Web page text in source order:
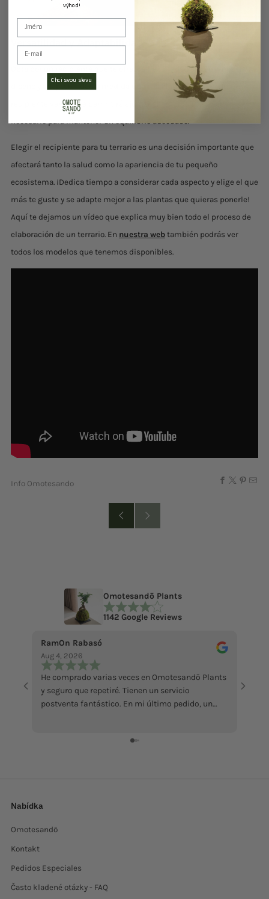
Versatilidad y Adaptabilidad
Opta por un recipiente que te ofrezca flexibilidad en términos de
diseño y adaptabilidad a medida que tus plantas crecen. Un
recipiente versátil te permitirá ajustar el entorno según sea
necesario para mantener un equilibrio adecuado.
Elegir el recipiente para tu terrario es una decisión importante que
afectará tanto la salud como la apariencia de tu pequeño
ecosistema. ¡Dedica tiempo a considerar cada aspecto y elige el que
más te guste y se adapte mejor a las plantas que quieras ponerle!
Aquí te dejamos un vídeo que explica muy bien todo el proceso de
elaboración de un terrario. En nuestra web también podrás ver
todos los modelos que tenemos disponibles.
Info Omotesando
Omotesandō Plants
1142 Google Reviews
RamOn Rabasó
Aug 4, 2026
He comprado varias veces en Omotesandō Plants
y seguro que repetiré. Tienen un servicio
postventa fantástico. En mi último pedido, un
ningún problema, además de atenderme con
Nabídka
Omotesandō
Kontakt
Pedidos Especiales
Často kladené otázky - FAQ
výhod!
Email
Chci svou slevu